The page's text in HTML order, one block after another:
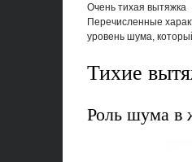
Очень тихая вытяжка
Перечисленные
уровень шума,
Тихие
Роль шума в